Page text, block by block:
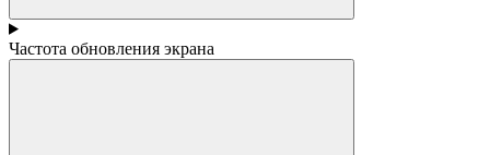
Частота обновления экрана